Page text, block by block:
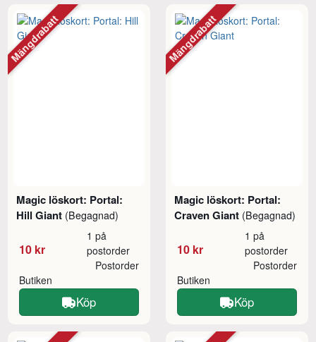
Magic löskort: Portal:
Hill Giant (Begagnad)
10 kr
1 på
postorder
Butiken
Postorder
Köp
Mängdrabatt
Magic löskort: Portal:
Craven Giant (Begagnad)
10 kr
1 på
postorder
Butiken
Postorder
Köp
Mängdrabatt